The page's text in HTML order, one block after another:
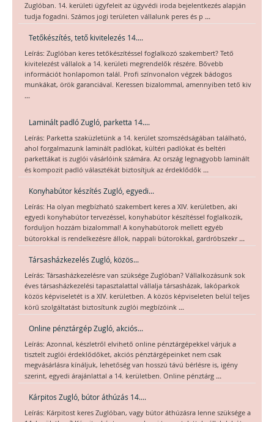
Zuglóban. 14. kerületi ügyfeleit az ügyvédi iroda bejelentkezés alapján
tudja fogadni. Számos jogi területen vállalunk peres és p ...
Tetőkészítés, tető kivitelezés 14....
Leírás: Zuglóban keres tetőkészítéssel foglalkozó szakembert? Tető
kivitelezést vállalok a 14. kerületi megrendelők részére. Bővebb
információt honlapomon talál. Profi színvonalon végzek bádogos
munkákat, örök garanciával. Keressen bizalommal, amennyiben tető kiv
...
Laminált padló Zugló, parketta 14....
Leírás: Parketta szaküzletünk a 14. kerület szomszédságában található,
ahol forgalmazunk laminált padlókat, kültéri padlókat és beltéri
parkettákat is zuglói vásárlóink számára. Az ország legnagyobb laminált
és kompozit padló választékát biztosítjuk az érdeklődők ...
Konyhabútor készítés Zugló, egyedi...
Leírás: Ha olyan megbízható szakembert keres a XIV. kerületben, aki
egyedi konyhabútor tervezéssel, konyhabútor készítéssel foglalkozik,
forduljon hozzám bizalommal! A konyhabútorok mellett egyéb
bútorokkal is rendelkezésre állok, nappali bútorokkal, gardróbszekr ...
Társasházkezelés Zugló, közös...
Leírás: Társasházkezelésre van szüksége Zuglóban? Vállalkozásunk sok
éves társasházkezelési tapasztalattal vállalja társasházak, lakóparkok
közös képviseletét is a XIV. kerületben. A közös képviseleten belül teljes
körű szolgáltatást biztosítunk zuglói megbízóink ...
Online pénztárgép Zugló, akciós...
Leírás: Azonnal, készletről elvihető online pénztárgépekkel várjuk a
tisztelt zuglói érdeklődőket, akciós pénztárgépeinket nem csak
megvásárlásra kínáljuk, lehetőség van hosszú távú bérlésre is, igény
szerint, egyedi árajánlattal a 14. kerületben. Online pénztárg ...
Kárpitos Zugló, bútor áthúzás 14....
Leírás: Kárpitost keres Zuglóban, vagy bútor áthúzásra lenne szüksége a